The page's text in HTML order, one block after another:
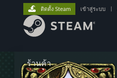
ร้านค้า
ติดตั้ง Steam เข้าสู่ระบบ